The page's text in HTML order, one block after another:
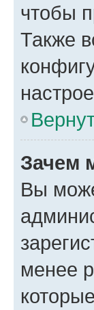
чтобы
Также
Зачем
Вы
менее